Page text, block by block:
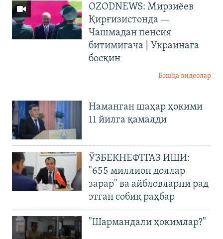
OZODNEWS: Мирзиёев
Қирғизистонда —
Чашмадан пенсия
битимигача | Украинага
босқин
Бошқа видеолар
Наманган шаҳар ҳокими
11 йилга қамалди
ЎЗБЕКНЕФТГАЗ ИШИ:
"655 миллион доллар
зарар" ва айбловларни рад
этган собиқ раҳбар
"Шармандали ҳокимлар?"